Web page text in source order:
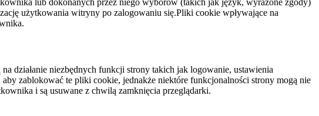
lub dokonanych przez niego wyborów (takich jak język, wyrażone zgody)
użytkowania witryny po zalogowaniu się.Pliki cookie wpływające na
działanie niezbędnych funkcji strony takich jak logowanie, ustawienia
zablokować te pliki cookie, jednakże niektóre funkcjonalności strony mogą nie
i są usuwane z chwilą zamknięcia przeglądarki.